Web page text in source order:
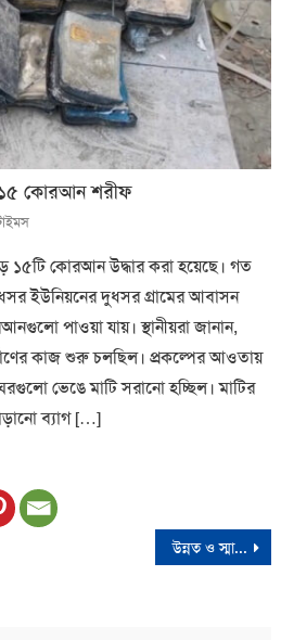
১৫ কোরআন শরীফ
১৫টি কোরআন উদ্ধার করা হয়েছে। গত
ইউনিয়নের দুধসর গ্রামের আবাসন
পাওয়া যায়। স্থানীয়রা জানান,
কাজ শুরু চলছিল। প্রকল্পের আওতায়
ভেঙে মাটি সরানো হচ্ছিল। মাটির
ব্যাগ […]
উন্নত ও স্মার্ট বাংলাদেশ গড়তে আরেকবার নৌকায় ভোট দিন-শেখ হাসিনা